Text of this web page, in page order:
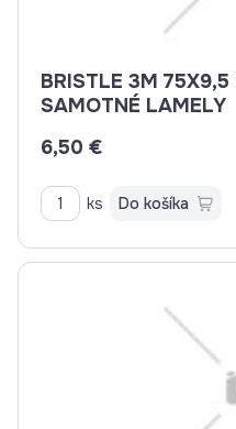
BRISTLE 3M 75X9,5 ZRNO 80 BB-ZB C
SAMOTNÉ LAMELY
6,50 €
ks Do košíka